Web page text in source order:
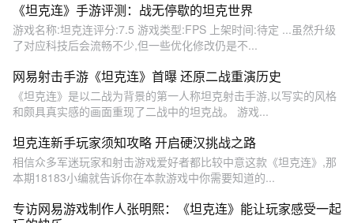
《坦克连》手游评测：战无停歇的坦克世界
游戏名称:坦克连评分:7.5 游戏类型:FPS 上架时间:待定 ...虽然升级
了对应科技后会流畅不少,但一些优化修改仍是不...
网易射击手游《坦克连》首曝 还原二战重演历史
《坦克连》是以二战为背景的第一人称坦克射击手游,以写实的风格
和颇具真实感的画面重现了二战中的坦克战。 游戏...
坦克连新手玩家须知攻略 开启硬汉挑战之路
相信众多军迷玩家和射击游戏爱好者都比较中意这款《坦克连》,那
本期18183小编就告诉你在本款游戏中你需要知道的...
专访网易游戏制作人张明熙：《坦克连》能让玩家感受一起